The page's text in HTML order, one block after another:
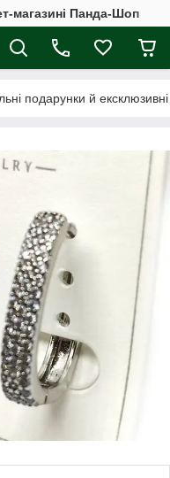
магазині Панда-Шоп
подарунки й